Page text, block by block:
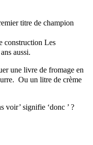
titre de champion
construction Les
aussi.
une livre de fromage en
Ou un litre de crème
voir’ signifie ‘donc ’ ?